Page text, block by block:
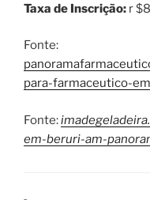
Taxa de Inscrição: r
Fonte:
para-farmaceutico-
Fonte:
em-beruri-am-